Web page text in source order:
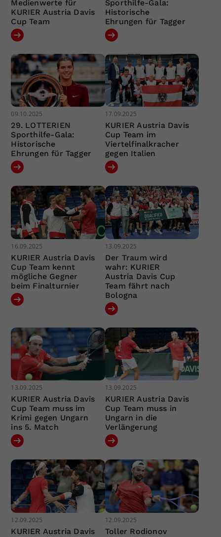
Medienwerte für
KURIER Austria Davis
Cup Team
Sporthilfe-Gala:
Historische
Ehrungen für Tagger
09.10.2025
29. LOTTERIEN
Sporthilfe-Gala:
Historische
Ehrungen für Tagger
17.09.2025
KURIER Austria Davis
Cup Team im
Viertelfinalkracher
gegen Italien
16.09.2025
KURIER Austria Davis
Cup Team kennt
mögliche Gegner
beim Finalturnier
13.09.2025
Der Traum wird
wahr: KURIER
Austria Davis Cup
Team fährt nach
Bologna
13.09.2025
KURIER Austria Davis
Cup Team muss im
Krimi gegen Ungarn
ins 5. Match
13.09.2025
KURIER Austria Davis
Cup Team muss in
Ungarn in die
Verlängerung
12.09.2025
KURIER Austria Davis
12.09.2025
Toller Rodionov